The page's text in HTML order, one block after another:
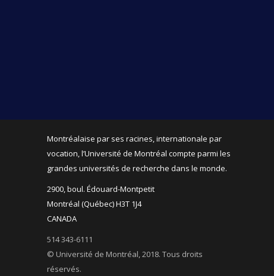
Montréalaise par ses racines, internationale par
vocation, l’Université de Montréal compte parmi les
grandes universités de recherche dans le monde.
2900, boul. Édouard-Montpetit
Montréal (Québec) H3T 1J4
CANADA
514 343-6111
© Université de Montréal, 2018. Tous droits
réservés.